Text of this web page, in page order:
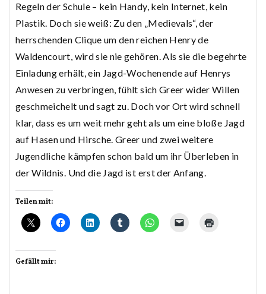
Regeln der Schule – kein Handy, kein Internet, kein
Plastik. Doch sie weiß: Zu den „Medievals“, der
herrschenden Clique um den reichen Henry de
Waldencourt, wird sie nie gehören. Als sie die begehrte
Einladung erhält, ein Jagd-Wochenende auf Henrys
Anwesen zu verbringen, fühlt sich Greer wider Willen
geschmeichelt und sagt zu. Doch vor Ort wird schnell
klar, dass es um weit mehr geht als um eine bloße Jagd
auf Hasen und Hirsche. Greer und zwei weitere
Jugendliche kämpfen schon bald um ihr Überleben in
der Wildnis. Und die Jagd ist erst der Anfang.
Teilen mit:
Gefällt mir: